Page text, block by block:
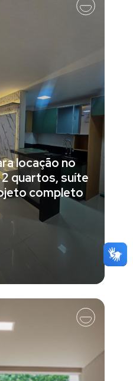
locação no
2 quartos, suíte
completo